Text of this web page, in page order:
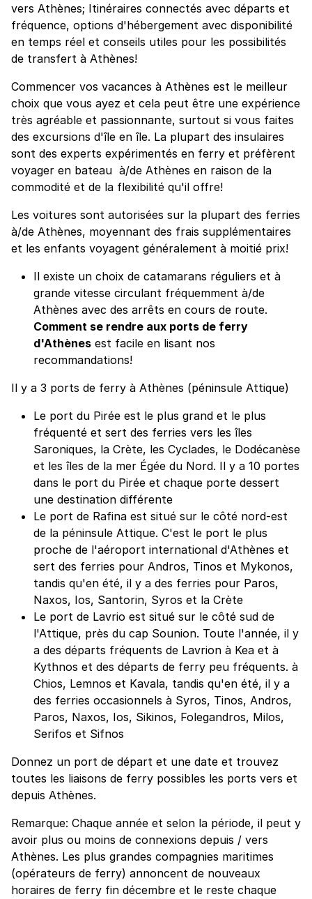
vers Athènes; Itinéraires connectés avec départs et
fréquence, options d'hébergement avec disponibilité
en temps réel et conseils utiles pour les possibilités
de transfert à Athènes!
Commencer vos vacances à Athènes est le meilleur
choix que vous ayez et cela peut être une expérience
très agréable et passionnante, surtout si vous faites
des excursions d'île en île. La plupart des insulaires
sont des experts expérimentés en ferry et préfèrent
voyager en bateau à/de Athènes en raison de la
commodité et de la flexibilité qu'il offre!
Les voitures sont autorisées sur la plupart des ferries
à/de Athènes, moyennant des frais supplémentaires
et les enfants voyagent généralement à moitié prix!
Il existe un choix de catamarans réguliers et à
grande vitesse circulant fréquemment à/de
Athènes avec des arrêts en cours de route.
Comment se rendre aux ports de ferry
d'Athènes est facile en lisant nos
recommandations!
Il y a 3 ports de ferry à Athènes (péninsule Attique)
Le port du Pirée est le plus grand et le plus
fréquenté et sert des ferries vers les îles
Saroniques, la Crète, les Cyclades, le Dodécanèse
et les îles de la mer Égée du Nord. Il y a 10 portes
dans le port du Pirée et chaque porte dessert
une destination différente
Le port de Rafina est situé sur le côté nord-est
de la péninsule Attique. C'est le port le plus
proche de l'aéroport international d'Athènes et
sert des ferries pour Andros, Tinos et Mykonos,
tandis qu'en été, il y a des ferries pour Paros,
Naxos, Ios, Santorin, Syros et la Crète
Le port de Lavrio est situé sur le côté sud de
l'Attique, près du cap Sounion. Toute l'année, il y
a des départs fréquents de Lavrion à Kea et à
Kythnos et des départs de ferry peu fréquents. à
Chios, Lemnos et Kavala, tandis qu'en été, il y a
des ferries occasionnels à Syros, Tinos, Andros,
Paros, Naxos, Ios, Sikinos, Folegandros, Milos,
Serifos et Sifnos
Donnez un port de départ et une date et trouvez
toutes les liaisons de ferry possibles les ports vers et
depuis Athènes.
Remarque: Chaque année et selon la période, il peut y
avoir plus ou moins de connexions depuis / vers
Athènes. Les plus grandes compagnies maritimes
(opérateurs de ferry) annoncent de nouveaux
horaires de ferry fin décembre et le reste chaque